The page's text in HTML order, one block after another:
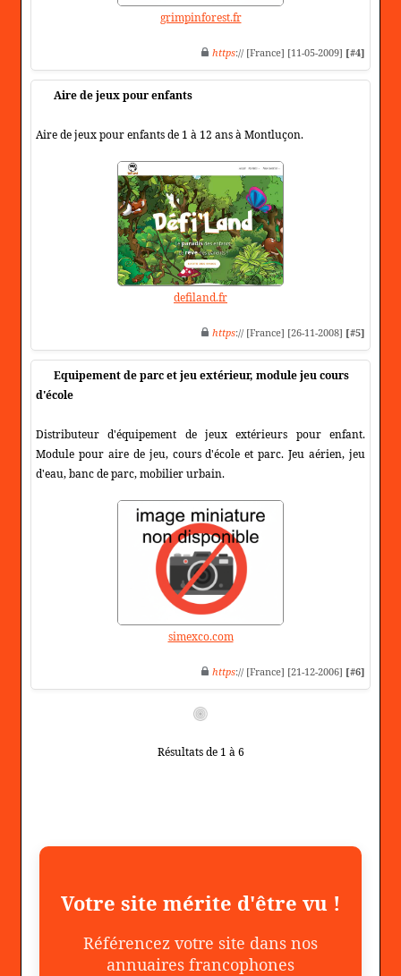
grimpinforest.fr
https:// [France] [11-05-2009] [#4]
Aire de jeux pour enfants
Aire de jeux pour enfants de 1 à 12 ans à Montluçon.
defiland.fr
https:// [France] [26-11-2008] [#5]
Equipement de parc et jeu extérieur, module jeu cours
d'école
Distributeur d'équipement de jeux extérieurs pour enfant.
Module pour aire de jeu, cours d'école et parc. Jeu aérien, jeu
d'eau, banc de parc, mobilier urbain.
simexco.com
https:// [France] [21-12-2006] [#6]
Résultats de 1 à 6
Votre site mérite d'être vu !
Référencez votre site dans nos
annuaires francophones